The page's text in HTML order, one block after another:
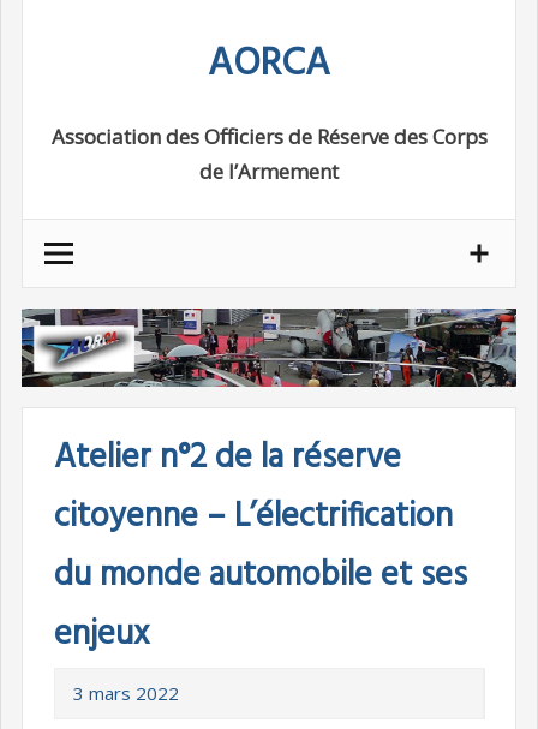
AORCA
Association des Officiers de Réserve des Corps
de l’Armement
Atelier n°2 de la réserve
citoyenne – L’électrification
du monde automobile et ses
enjeux
3 mars 2022